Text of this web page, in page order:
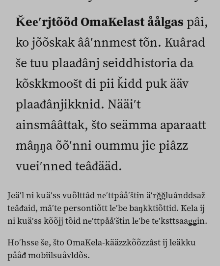
Ǩeeʹrjtõõđ OmaKelast åålǥas pâi,
ko jõõskak ââʹnnmest tõn. Kuârad
še tuu plaađânj seiddhistoria da
kõskkmoošt di pii ǩidd puk ääv
plaađânjikknid. Nääiʹt
ainsmââttak, što seämma aparaatt
mâŋŋa õõʹnni oummu jie piâzz
vueiʹnned teâđääd.
Jeäʹl ni kuäʹss vuõlttâd neʹttpååʹštin äʹrǧǧluânddsaž
teâđaid, mâʹte persontiõtt leʹbe baŋkktiõttid. Kela ij
ni kuäʹss kõõjj tõid neʹttpååʹštin leʹbe teʹksttsaaǥǥin.
Hoʹhsse še, što OmaKela-kääzzkõõzzâst ij leäkku
pååđ mobiilsuåvldõs.